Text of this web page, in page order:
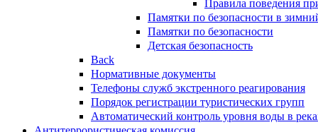
Правила поведения
Памятки по безопасности в
Памятки по безопасности
Детская безопасность
Back
Нормативные документы
Телефоны служб экстренного реагирования
Порядок регистрации туристических групп
Автоматический контроль уровня воды в